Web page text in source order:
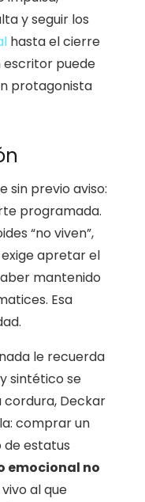
y seguir los
hasta el cierre
escritor puede
protagonista
sin previo aviso:
programada.
“no viven”,
apretar el
mantenido
Esa
le recuerda
sintético se
Deckar
comprar un
de estatus
emocional no
al que